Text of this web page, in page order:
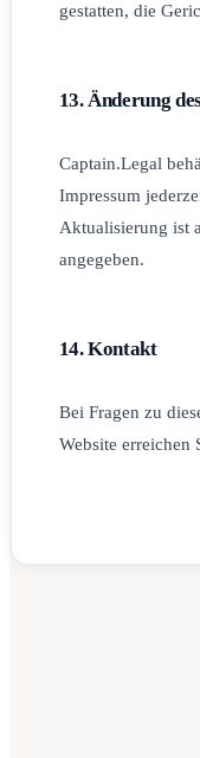
gestatten, die
13. Änderung
Captain.Legal
Impressum
Aktualisierung ist
angegeben.
14. Kontakt
Bei Fragen zu
Website erreichen